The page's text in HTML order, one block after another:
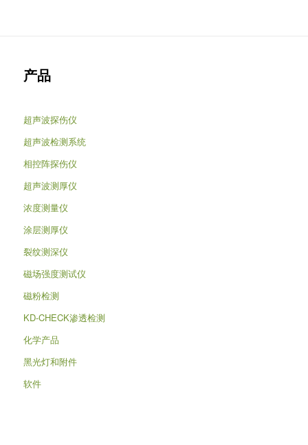
产品
超声波探伤仪
超声波检测系统
相控阵探伤仪
超声波测厚仪
浓度测量仪
涂层测厚仪
裂纹测深仪
磁场强度测试仪
磁粉检测
KD-CHECK渗透检测
化学产品
黑光灯和附件
软件